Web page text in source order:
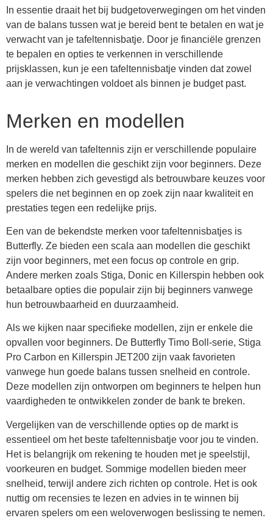
In essentie draait het bij budgetoverwegingen om het vinden
van de balans tussen wat je bereid bent te betalen en wat je
verwacht van je tafeltennisbatje. Door je financiële grenzen
te bepalen en opties te verkennen in verschillende
prijsklassen, kun je een tafeltennisbatje vinden dat zowel
aan je verwachtingen voldoet als binnen je budget past.
Merken en modellen
In de wereld van tafeltennis zijn er verschillende populaire
merken en modellen die geschikt zijn voor beginners. Deze
merken hebben zich gevestigd als betrouwbare keuzes voor
spelers die net beginnen en op zoek zijn naar kwaliteit en
prestaties tegen een redelijke prijs.
Een van de bekendste merken voor tafeltennisbatjes is
Butterfly. Ze bieden een scala aan modellen die geschikt
zijn voor beginners, met een focus op controle en grip.
Andere merken zoals Stiga, Donic en Killerspin hebben ook
betaalbare opties die populair zijn bij beginners vanwege
hun betrouwbaarheid en duurzaamheid.
Als we kijken naar specifieke modellen, zijn er enkele die
opvallen voor beginners. De Butterfly Timo Boll-serie, Stiga
Pro Carbon en Killerspin JET200 zijn vaak favorieten
vanwege hun goede balans tussen snelheid en controle.
Deze modellen zijn ontworpen om beginners te helpen hun
vaardigheden te ontwikkelen zonder de bank te breken.
Vergelijken van de verschillende opties op de markt is
essentieel om het beste tafeltennisbatje voor jou te vinden.
Het is belangrijk om rekening te houden met je speelstijl,
voorkeuren en budget. Sommige modellen bieden meer
snelheid, terwijl andere zich richten op controle. Het is ook
nuttig om recensies te lezen en advies in te winnen bij
ervaren spelers om een weloverwogen beslissing te nemen.